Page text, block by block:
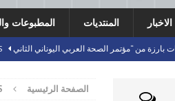
الاخبار المنتديات المطبوعات
بارزة من “مؤتمر الصحة العربي اليوناني الثاني
الصحة العربي – اليوناني الثاني : تــقـــرير
الصفحة الرئيسية